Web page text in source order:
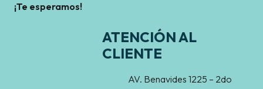
¡Te esperamos!
ATENCIÓN AL
CLIENTE
AV. Benavides 1225 – 2do